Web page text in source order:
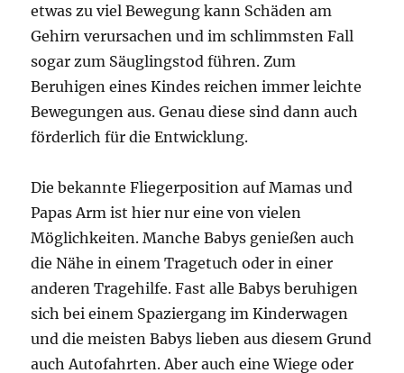
etwas zu viel Bewegung kann Schäden am
Gehirn verursachen und im schlimmsten Fall
sogar zum Säuglingstod führen. Zum
Beruhigen eines Kindes reichen immer leichte
Bewegungen aus. Genau diese sind dann auch
förderlich für die Entwicklung.
Die bekannte Fliegerposition auf Mamas und
Papas Arm ist hier nur eine von vielen
Möglichkeiten. Manche Babys genießen auch
die Nähe in einem Tragetuch oder in einer
anderen Tragehilfe. Fast alle Babys beruhigen
sich bei einem Spaziergang im Kinderwagen
und die meisten Babys lieben aus diesem Grund
auch Autofahrten. Aber auch eine Wiege oder